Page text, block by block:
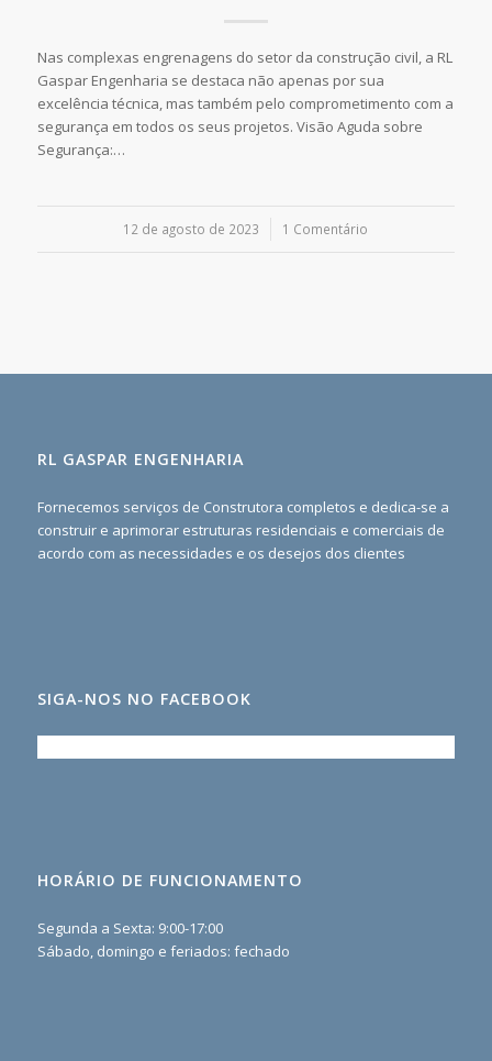
Nas complexas engrenagens do setor da construção civil, a RL
Gaspar Engenharia se destaca não apenas por sua
excelência técnica, mas também pelo comprometimento com a
segurança em todos os seus projetos. Visão Aguda sobre
Segurança:…
12 de agosto de 2023
/ 1 Comentário
RL GASPAR ENGENHARIA
Fornecemos serviços de Construtora completos e dedica-se a
construir e aprimorar estruturas residenciais e comerciais de
acordo com as necessidades e os desejos dos clientes
SIGA-NOS NO FACEBOOK
HORÁRIO DE FUNCIONAMENTO
Segunda a Sexta: 9:00-17:00
Sábado, domingo e feriados: fechado